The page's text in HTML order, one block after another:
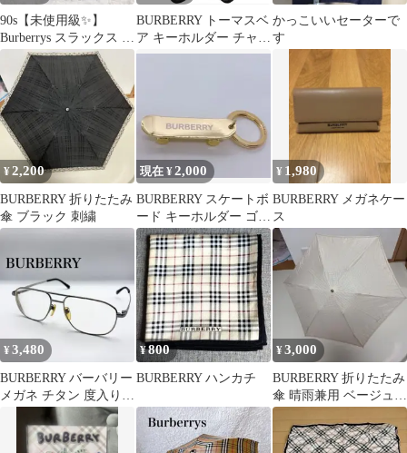
90s【未使用級✨】
Burberrys スラックス パ
ンツ 9号 ブラック 薄手
BURBERRY トーマスベ
ア キーホルダー チャー
ム
かっこいいセーターで
す
¥2,200
BURBERRY 折りたたみ
傘 ブラック 刺繍
現在 ¥2,000
BURBERRY スケートボ
ード キーホルダー ゴー
ルド ノ
¥ 1,980
BURBERRY メガネケー
ス
¥3,480
BURBERRY バーバリー
メガネ チタン 度入り
BB-8065ツーブリッヂ
¥800
BURBERRY ハンカチ
¥3,000
BURBERRY 折りたたみ
傘 晴雨兼用 ベージュ
チェック